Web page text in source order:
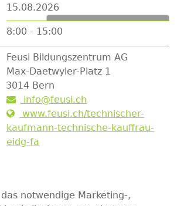
15.08.2026
8:00 - 15:00
Feusi Bildungszentrum AG
Max-Daetwyler-Platz 1
3014 Bern
info@feusi.ch
www.feusi.ch/technischer-
kaufmann-technische-kauffrau-
eidg-fa
notwendige Marketing-,